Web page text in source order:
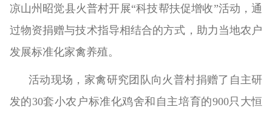
凉山州昭觉县火普村开展“科技帮扶促增收”活动，通
过物资捐赠与技术指导相结合的方式，助力当地农户
发展标准化家禽养殖。
活动现场，家禽研究团队向火普村捐赠了自主研
发的30套小农户标准化鸡舍和自主培育的900只大恒